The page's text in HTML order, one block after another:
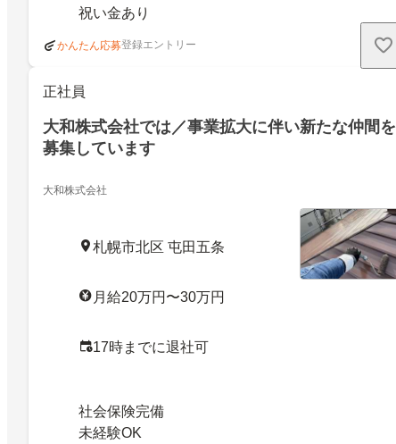
祝い金あり
かんたん応募登録エントリー
正社員
大和株式会社では／事業拡大に伴い新たな仲間を
募集しています
大和株式会社
札幌市北区 屯田五条
月給20万円〜30万円
17時までに退社可
社会保険完備
未経験OK